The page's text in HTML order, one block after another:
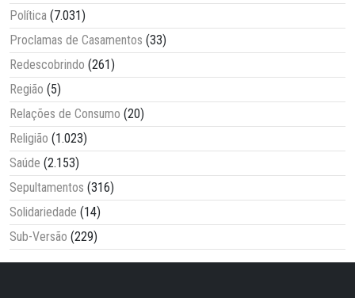
Política (7.031)
Proclamas de Casamentos (33)
Redescobrindo (261)
Região (5)
Relações de Consumo (20)
Religião (1.023)
Saúde (2.153)
Sepultamentos (316)
Solidariedade (14)
Sub-Versão (229)